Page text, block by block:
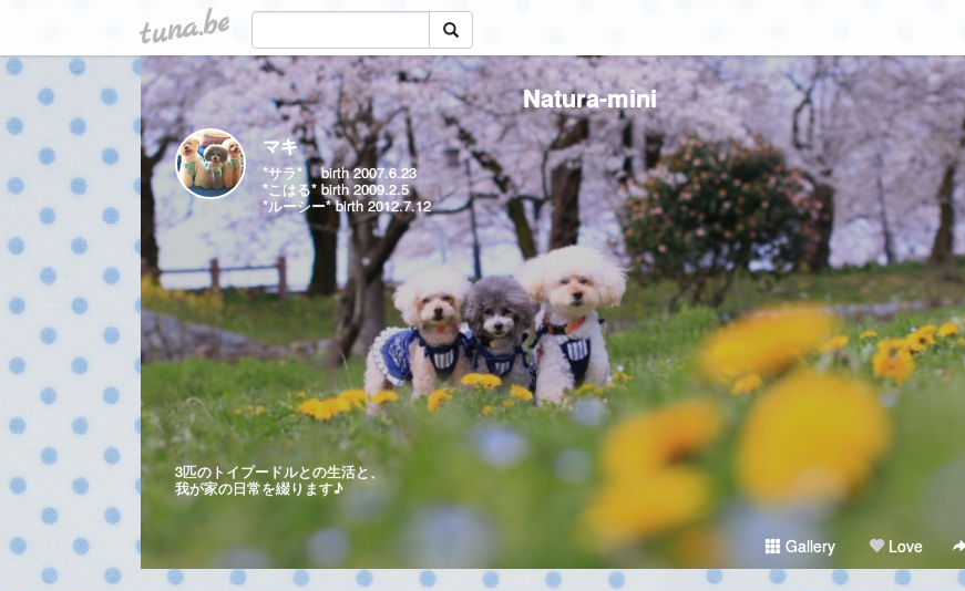
tuna.be
Natura-mini
マキ
*サラ* birth 2007.6.23
*こはる* birth 2009.2.5
*ルーシー* birth 2012.7.12
3匹のトイプードルとの生活と、
我が家の日常を綴ります♪
Gallery Love